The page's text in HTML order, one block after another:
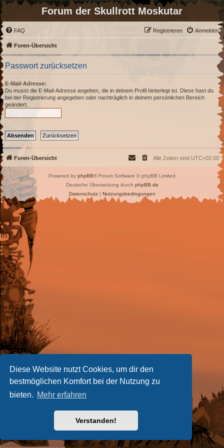
Diese Website nutzt Cookies, um dir den
bestmöglichen Komfort bei der Nutzung zu
bieten. Mehr erfahren
Verstanden!
Forum der Skullrott Moskutar
FAQ Anmelden
Registrieren
Foren-Übersicht
Passwort zurücksetzen
E-Mail-Adresse:
Du musst die E-Mail-Adresse angeben, die in deinem Profil hinterlegt ist. Diese hast du
bei der Registrierung angegeben oder nachträglich in deinem persönlichen Bereich
geändert.
Foren-Übersicht Alle Zeiten sind UTC+02:00
Powered by phpBB® Forum Software © phpBB Limited
Deutsche Übersetzung durch phpBB.de
Datenschutz| Nutzungsbedingungen